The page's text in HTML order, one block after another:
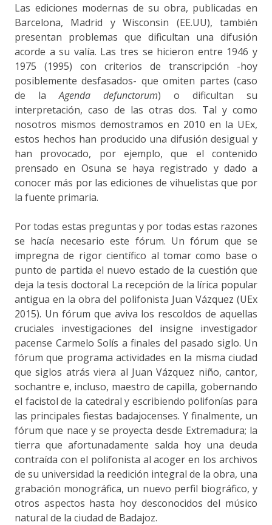
Las ediciones modernas de su obra, publicadas en
Barcelona, Madrid y Wisconsin (EE.UU), también
presentan problemas que dificultan una difusión
acorde a su valía. Las tres se hicieron entre 1946 y
1975 (1995) con criterios de transcripción -hoy
posiblemente desfasados- que omiten partes (caso
de laAgenda defunctorum) o dificultan su
interpretación, caso de las otras dos. Tal y como
nosotros mismos demostramos en 2010 en la UEx,
estos hechos han producido una difusión desigual y
han provocado, por ejemplo, que el contenido
prensado en Osuna se haya registrado y dado a
conocer más por las ediciones de vihuelistas que por
la fuente primaria.
Por todas estas preguntas y por todas estas razones
se hacía necesario este fórum. Un fórum que se
impregna de rigor científico al tomar como base o
punto de partida el nuevo estado de la cuestión que
deja la tesis doctoral La recepción de la lírica popular
antigua en la obra del polifonista Juan Vázquez (UEx
2015). Un fórum que aviva los rescoldos de aquellas
cruciales investigaciones del insigne investigador
pacense Carmelo Solís a finales del pasado siglo. Un
fórum que programa actividades en la misma ciudad
que siglos atrás viera al Juan Vázquez niño, cantor,
sochantre e, incluso, maestro de capilla, gobernando
el facistol de la catedral y escribiendo polifonías para
las principales fiestas badajocenses. Y finalmente, un
fórum que nace y se proyecta desde Extremadura; la
tierra que afortunadamente salda hoy una deuda
contraída con el polifonista al acoger en los archivos
de su universidad la reedición integral de la obra, una
grabación monográfica, un nuevo perfil biográfico, y
otros aspectos hasta hoy desconocidos del músico
natural de la ciudad de Badajoz.